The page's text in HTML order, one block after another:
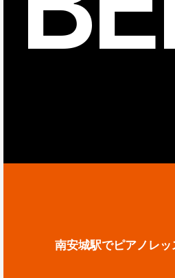
南安城駅でピアノレ